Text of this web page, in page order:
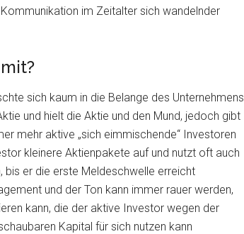
im Zeitalter sich wandelnder
sich kaum in die Belange des Unternehmens
und hielt die Aktie und den Mund, jedoch gibt
mehr aktive „sich eimmischende“ Investoren
kleinere Aktienpakete auf und nutzt oft auch
bis er die erste Meldeschwelle erreicht
und der Ton kann immer rauer werden,
kann, die der aktive Investor wegen der
Kapital für sich nutzen kann